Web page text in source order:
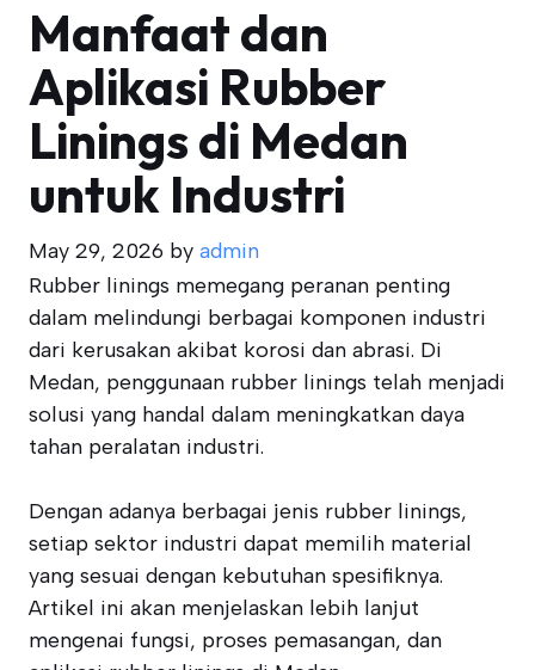
Manfaat dan
Aplikasi Rubber
Linings di Medan
untuk Industri
May 29, 2026 by admin
Rubber linings memegang peranan penting
dalam melindungi berbagai komponen industri
dari kerusakan akibat korosi dan abrasi. Di
Medan, penggunaan rubber linings telah menjadi
solusi yang handal dalam meningkatkan daya
tahan peralatan industri.
Dengan adanya berbagai jenis rubber linings,
setiap sektor industri dapat memilih material
yang sesuai dengan kebutuhan spesifiknya.
Artikel ini akan menjelaskan lebih lanjut
mengenai fungsi, proses pemasangan, dan